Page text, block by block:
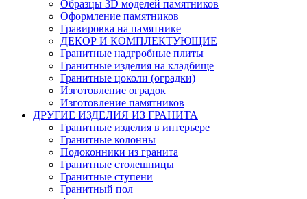
Образцы 3D моделей памятников
Оформление памятников
Гравировка на памятнике
ДЕКОР И КОМПЛЕКТУЮЩИЕ
Гранитные надгробные плиты
Гранитные изделия на кладбище
Гранитные цоколи (оградки)
Изготовление оградок
Изготовление памятников
ДРУГИЕ ИЗДЕЛИЯ ИЗ ГРАНИТА
Гранитные изделия в интерьере
Гранитные колонны
Подоконники из гранита
Гранитные столешницы
Гранитные ступени
Гранитный пол